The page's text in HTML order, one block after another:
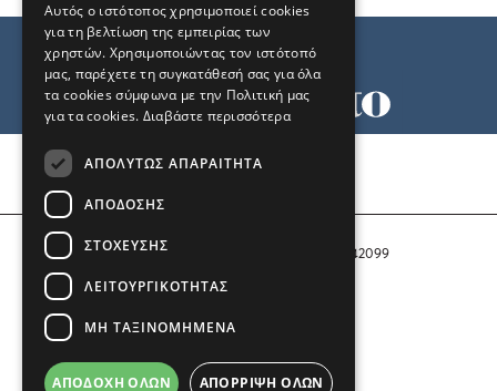
Αριθμός Πιστοποίησης Μ.Η.Τ. 242099
COPYRIGHT © 2026 Το Μανιφέστο
Αυτός ο ιστότοπος χρησιμοποιεί cookies
για τη βελτίωση της εμπειρίας των
χρηστών. Χρησιμοποιώντας τον ιστότοπό
μας, παρέχετε τη συγκατάθεσή σας για όλα
τα cookies σύμφωνα με την Πολιτική μας
για τα cookies. Διαβάστε περισσότερα
ΑΠΟΛΎΤΩΣ ΑΠΑΡΑΊΤΗΤΑ
ΑΠΌΔΟΣΗΣ
ΣΤΌΧΕΥΣΗΣ
ΛΕΙΤΟΥΡΓΙΚΌΤΗΤΑΣ
ΜΗ ΤΑΞΙΝΟΜΗΜΈΝΑ
ΑΠΟΔΟΧΉ ΌΛΩΝ ΑΠΌΡΡΙΨΗ ΌΛΩΝ